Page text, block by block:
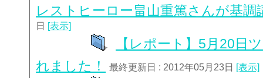
レストヒーロー畠山重篤さんが基調
日 [表示]
【レポート】5月20日
れました！
最終更新日 : 2012年05月23日 [表示]